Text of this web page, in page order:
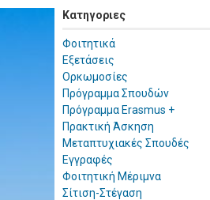
Κατηγοριες
Φοιτητικά
Εξετάσεις
Ορκωμοσίες
Πρόγραμμα Σπουδών
Πρόγραμμα Erasmus +
Πρακτική Άσκηση
Μεταπτυχιακές Σπουδές
Εγγραφές
Φοιτητική Μέριμνα
Σίτιση-Στέγαση